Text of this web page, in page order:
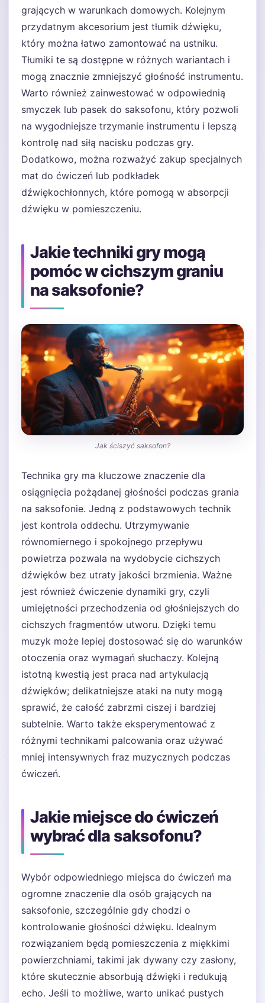
grających w warunkach domowych. Kolejnym
przydatnym akcesorium jest tłumik dźwięku,
który można łatwo zamontować na ustniku.
Tłumiki te są dostępne w różnych wariantach i
mogą znacznie zmniejszyć głośność instrumentu.
Warto również zainwestować w odpowiednią
smyczek lub pasek do saksofonu, który pozwoli
na wygodniejsze trzymanie instrumentu i lepszą
kontrolę nad siłą nacisku podczas gry.
Dodatkowo, można rozważyć zakup specjalnych
mat do ćwiczeń lub podkładek
dźwiękochłonnych, które pomogą w absorpcji
dźwięku w pomieszczeniu.
Jakie techniki gry mogą
pomóc w cichszym graniu
na saksofonie?
Jak ściszyć saksofon?
Technika gry ma kluczowe znaczenie dla
osiągnięcia pożądanej głośności podczas grania
na saksofonie. Jedną z podstawowych technik
jest kontrola oddechu. Utrzymywanie
równomiernego i spokojnego przepływu
powietrza pozwala na wydobycie cichszych
dźwięków bez utraty jakości brzmienia. Ważne
jest również ćwiczenie dynamiki gry, czyli
umiejętności przechodzenia od głośniejszych do
cichszych fragmentów utworu. Dzięki temu
muzyk może lepiej dostosować się do warunków
otoczenia oraz wymagań słuchaczy. Kolejną
istotną kwestią jest praca nad artykulacją
dźwięków; delikatniejsze ataki na nuty mogą
sprawić, że całość zabrzmi ciszej i bardziej
subtelnie. Warto także eksperymentować z
różnymi technikami palcowania oraz używać
mniej intensywnych fraz muzycznych podczas
ćwiczeń.
Jakie miejsce do ćwiczeń
wybrać dla saksofonu?
Wybór odpowiedniego miejsca do ćwiczeń ma
ogromne znaczenie dla osób grających na
saksofonie, szczególnie gdy chodzi o
kontrolowanie głośności dźwięku. Idealnym
rozwiązaniem będą pomieszczenia z miękkimi
powierzchniami, takimi jak dywany czy zasłony,
które skutecznie absorbują dźwięki i redukują
echo. Jeśli to możliwe, warto unikać pustych